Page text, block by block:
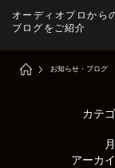
オーディオプロから
ブログをご紹介
お知らせ・ブログ
カテ
アーカ